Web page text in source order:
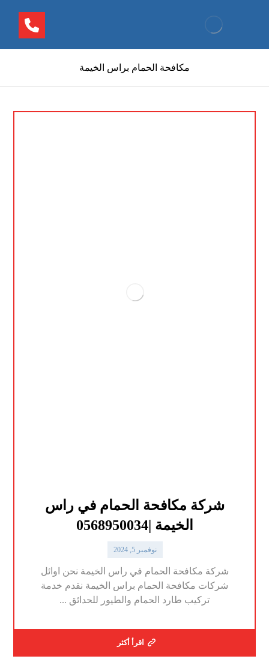
مكافحة الحمام براس الخيمة
شركة مكافحة الحمام في راس
الخيمة |0568950034
نوفمبر 5, 2024
شركة مكافحة الحمام في راس الخيمة نحن اوائل
شركات مكافحة الحمام براس الخيمة نقدم خدمة
تركيب طارد الحمام والطيور للحدائق ...
اقرأ أكثر